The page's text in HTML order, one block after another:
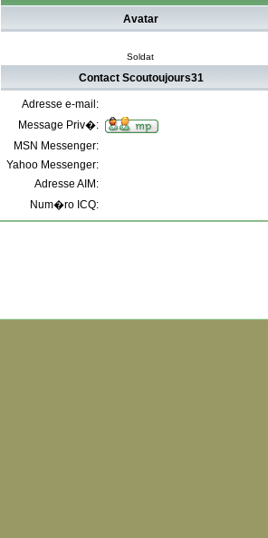
Avatar
Soldat
Contact Scoutoujours31
Adresse e-mail:
Message Priv�:
MSN Messenger:
Yahoo Messenger:
Adresse AIM:
Num�ro ICQ: